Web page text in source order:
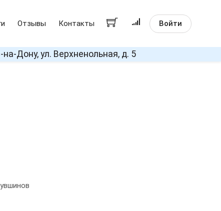
Отзывы Контакты Войти
на-Дону, ул. Верхненольная, д. 5